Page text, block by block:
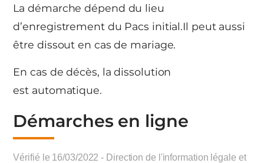
La démarche dépend du lieu
d’enregistrement du Pacs initial.Il peut aussi
être dissout en cas de mariage.
En cas de décès, la dissolution
est automatique.
Démarches en ligne
Vérifié le 16/03/2022 - Direction de l'information légale et